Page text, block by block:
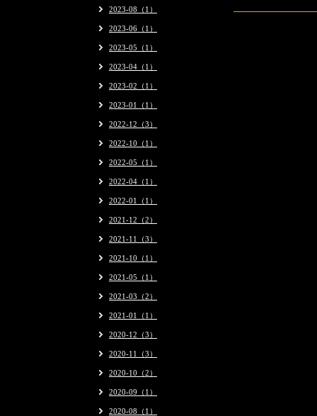
2023-08（1）
2023-06（1）
2023-05（1）
2023-04（1）
2023-02（1）
2023-01（1）
2022-12（3）
2022-10（1）
2022-05（1）
2022-04（1）
2022-01（1）
2021-12（2）
2021-11（3）
2021-10（1）
2021-05（1）
2021-03（2）
2021-01（1）
2020-12（3）
2020-11（3）
2020-10（2）
2020-09（1）
2020-08（1）